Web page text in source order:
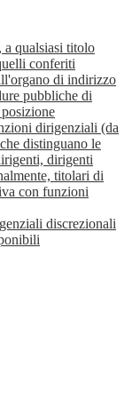
qualsiasi titolo
conferiti
di indirizzo
pubbliche di
dirigenziali (da
distinguano le
dirigenti
titolari di
con funzioni
discrezionali